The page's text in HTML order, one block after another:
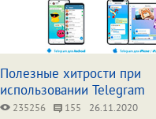
Полезные хитрости при
использовании Telegram
235256 155 26.11.2020